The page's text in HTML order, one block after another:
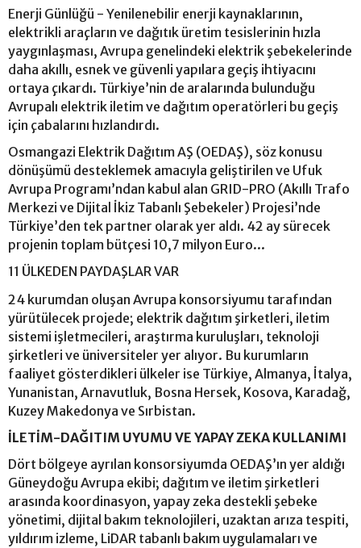
Enerji Günlüğü - Yenilenebilir enerji kaynaklarının,
elektrikli araçların ve dağıtık üretim tesislerinin hızla
yaygınlaşması, Avrupa genelindeki elektrik şebekelerinde
daha akıllı, esnek ve güvenli yapılara geçiş ihtiyacını
ortaya çıkardı. Türkiye’nin de aralarında bulunduğu
Avrupalı elektrik iletim ve dağıtım operatörleri bu geçiş
için çabalarını hızlandırdı.
Osmangazi Elektrik Dağıtım AŞ (OEDAŞ), söz konusu
dönüşümü desteklemek amacıyla geliştirilen ve Ufuk
Avrupa Programı’ndan kabul alan GRID-PRO (Akıllı Trafo
Merkezi ve Dijital İkiz Tabanlı Şebekeler) Projesi’nde
Türkiye’den tek partner olarak yer aldı. 42 ay sürecek
projenin toplam bütçesi 10,7 milyon Euro...
11 ÜLKEDEN PAYDAŞLAR VAR
24 kurumdan oluşan Avrupa konsorsiyumu tarafından
yürütülecek projede; elektrik dağıtım şirketleri, iletim
sistemi işletmecileri, araştırma kuruluşları, teknoloji
şirketleri ve üniversiteler yer alıyor. Bu kurumların
faaliyet gösterdikleri ülkeler ise Türkiye, Almanya, İtalya,
Yunanistan, Arnavutluk, Bosna Hersek, Kosova, Karadağ,
Kuzey Makedonya ve Sırbistan.
İLETİM-DAĞITIM UYUMU VE YAPAY ZEKA KULLANIMI
Dört bölgeye ayrılan konsorsiyumda OEDAŞ’ın yer aldığı
Güneydoğu Avrupa ekibi; dağıtım ve iletim şirketleri
arasında koordinasyon, yapay zeka destekli şebeke
yönetimi, dijital bakım teknolojileri, uzaktan arıza tespiti,
yıldırım izleme, LiDAR tabanlı bakım uygulamaları ve